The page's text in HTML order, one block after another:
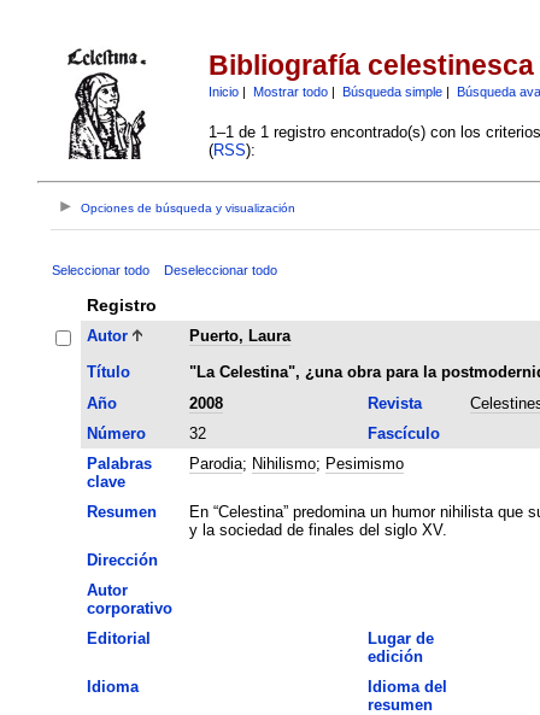
Bibliografía celestinesca
Inicio| Mostrar todo| Búsqueda simple| Búsqueda
1–1 de 1 registro encontrado(s) con los
(RSS):
Opciones de búsqueda y visualización
Seleccionar todo Deseleccionar todo
Registro
Autor
Puerto, Laura
Título
"La Celestina", ¿una obra para la
Año
2008 Revista
Número
32
Fascículo
Palabras
clave
Parodia; Nihilismo; Pesimismo
Resumen
En “Celestina” predomina un humor nihilista
y la sociedad de finales del siglo XV.
Dirección
Autor
corporativo
Editorial
Lugar de
edición
Idioma
Idioma del
resumen